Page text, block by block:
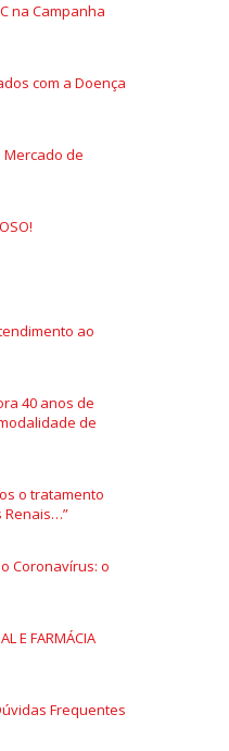
na Campanha
com a Doença
Mercado de
ao
40 anos de
de
o tratamento
Renais…”
Coronavírus: o
E FARMÁCIA
Frequentes